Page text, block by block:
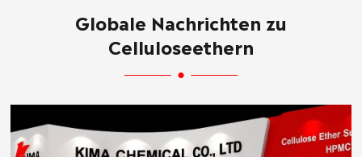
Globale Nachrichten zu
Celluloseethern